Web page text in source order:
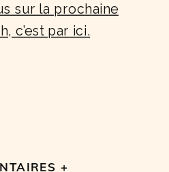
sur la prochaine
c’est par ici.
+